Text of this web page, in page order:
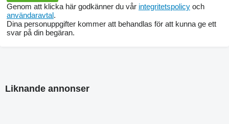
Genom att klicka här godkänner du vår integritetspolicy och
användaravtal.
Dina personuppgifter kommer att behandlas för att kunna ge ett
svar på din begäran.
Liknande annonser